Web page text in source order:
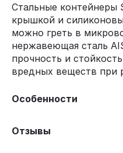
Стальные контейнеры
крышкой и
можно греть в
нержавеющая сталь
прочность и
вредных веществ при
Особенности
Отзывы